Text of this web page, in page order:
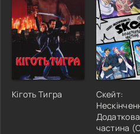
Кіготь Тигра
Скейт:
Додаткова
частина